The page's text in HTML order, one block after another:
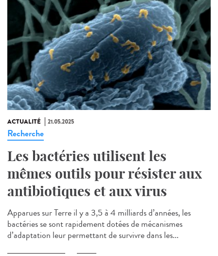
ACTUALITÉ 21.05.2025
Recherche
Les bactéries utilisent les
mêmes outils pour résister aux
antibiotiques et aux virus
Apparues sur Terre il y a 3,5 à 4 milliards d’années, les
bactéries se sont rapidement dotées de mécanismes
d’adaptation leur permettant de survivre dans les...